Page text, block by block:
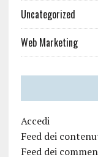
Uncategorized
Web Marketing
Accedi
Feed dei
Feed dei